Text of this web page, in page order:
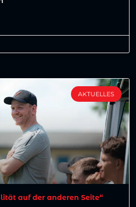
AKTUELLES
auf der anderen Seite“